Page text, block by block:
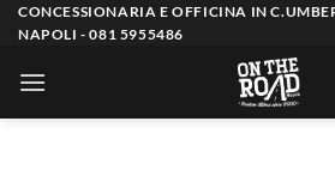
Salta
contenuti
CONCESSIONARIA E OFFICINA IN
NAPOLI - 081 5955486